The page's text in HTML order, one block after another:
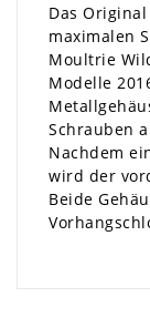
Das
maximalen
Moultrie
Modelle
Schrauben
Nachdem
wird der
Beide